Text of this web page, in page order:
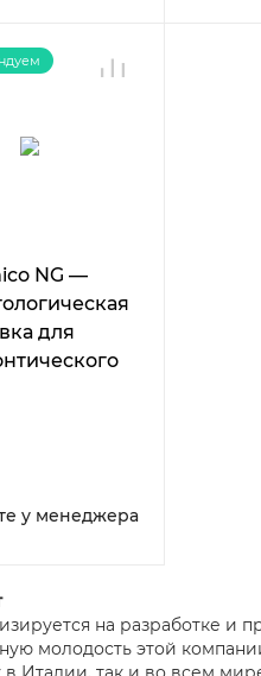
NG —
для
у менеджера
на разработке и
молодость этой